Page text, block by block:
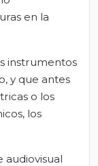
en la
instrumentos
y que antes
o los
los
audiovisual